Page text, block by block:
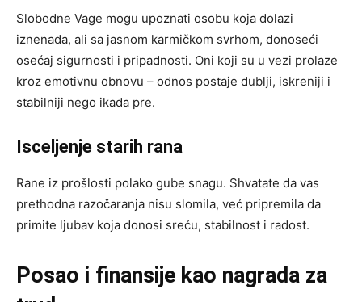
Slobodne Vage mogu upoznati osobu koja dolazi
iznenada, ali sa jasnom karmičkom svrhom, donoseći
osećaj sigurnosti i pripadnosti. Oni koji su u vezi prolaze
kroz emotivnu obnovu – odnos postaje dublji, iskreniji i
stabilniji nego ikada pre.
Isceljenje starih rana
Rane iz prošlosti polako gube snagu. Shvatate da vas
prethodna razočaranja nisu slomila, već pripremila da
primite ljubav koja donosi sreću, stabilnost i radost.
Posao i finansije kao nagrada za